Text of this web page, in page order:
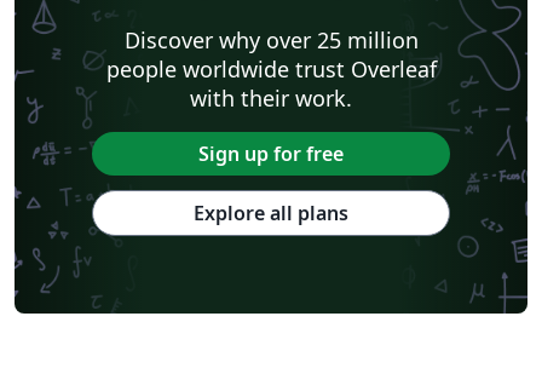
Discover why over 25 million
people worldwide trust Overleaf
with their work.
Sign up for free
Explore all plans